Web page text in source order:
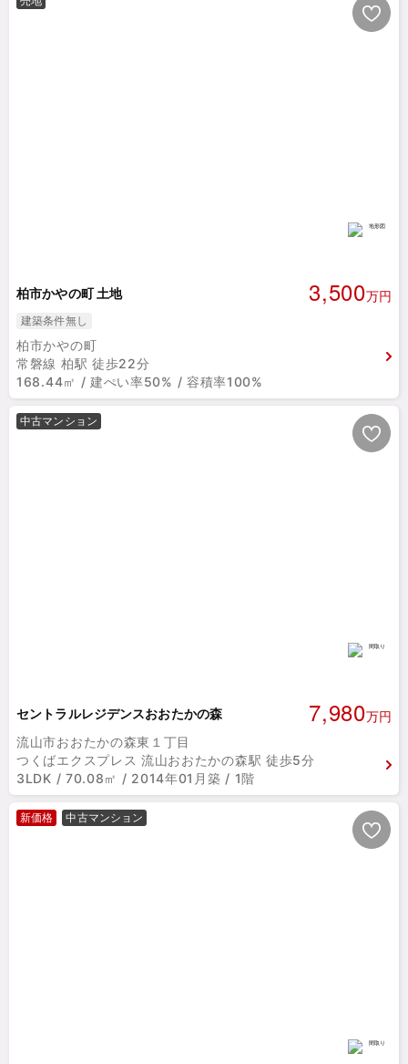
柏市かやの町 土地 3,500万円
建築条件無し
柏市かやの町
常磐線 柏駅 徒歩22分
168.44㎡ / 建ぺい率50% / 容積率100%
中古マンション
セントラルレジデンスおおたかの森 7,980万円
流山市おおたかの森東１丁目
つくばエクスプレス 流山おおたかの森駅 徒歩5分
3LDK / 70.08㎡ / 2014年01月築 / 1階
新価格 中古マンション